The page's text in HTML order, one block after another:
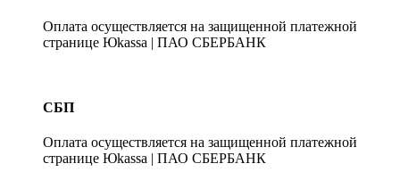
Оплата осуществляется на защищенной платежной
странице Юkassa | ПАО СБЕРБАНК
СБП
Оплата осуществляется на защищенной платежной
странице Юkassa | ПАО СБЕРБАНК